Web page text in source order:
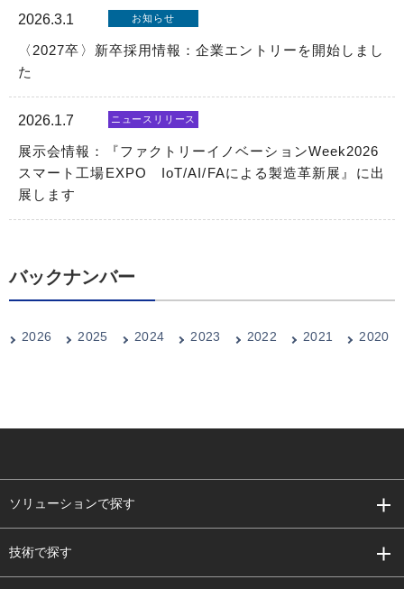
2026.3.1 お知らせ
〈2027卒〉新卒採用情報：企業エントリーを開始しまし
た
2026.1.7 ニュースリリース
展示会情報：『ファクトリーイノベーションWeek2026
スマート工場EXPO IoT/AI/FAによる製造革新展』に出
展します
バックナンバー
2026 2025 2024 2023 2022 2021 2020
ソリューションで探す
技術で探す